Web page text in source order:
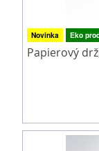
Novinka Eko
Papierový